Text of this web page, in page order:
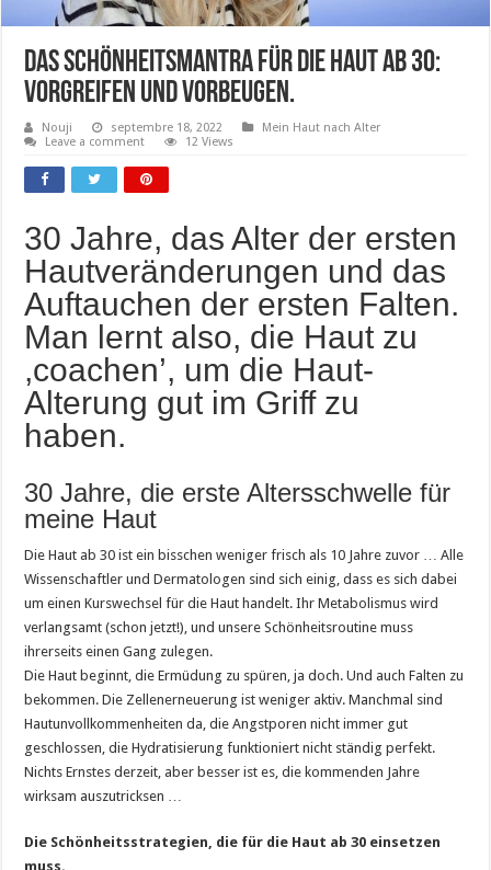
Das Schönheitsmantra für die Haut ab 30:
vorgreifen und vorbeugen.
Nouji septembre 18, 2022
Mein Haut nach Alter
Leave a comment
12 Views
30 Jahre, das Alter der ersten
Hautveränderungen und das
Auftauchen der ersten Falten.
Man lernt also, die Haut zu
,coachen’, um die Haut-
Alterung gut im Griff zu
haben.
30 Jahre, die erste Altersschwelle für
meine Haut
Die Haut ab 30 ist ein bisschen weniger frisch als 10 Jahre zuvor … Alle
Wissenschaftler und Dermatologen sind sich einig, dass es sich dabei
um einen Kurswechsel für die Haut handelt. Ihr Metabolismus wird
verlangsamt (schon jetzt!), und unsere Schönheitsroutine muss
ihrerseits einen Gang zulegen.
Die Haut beginnt, die Ermüdung zu spüren, ja doch. Und auch Falten zu
bekommen. Die Zellenerneuerung ist weniger aktiv. Manchmal sind
Hautunvollkommenheiten da, die Angstporen nicht immer gut
geschlossen, die Hydratisierung funktioniert nicht ständig perfekt.
Nichts Ernstes derzeit, aber besser ist es, die kommenden Jahre
wirksam auszutricksen …
Die Schönheitsstrategien, die für die Haut ab 30 einsetzen
muss.